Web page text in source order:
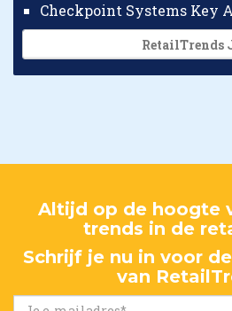
RetailTrends
Altijd op de hoogte
trends in de
Schrijf je nu in voor
van